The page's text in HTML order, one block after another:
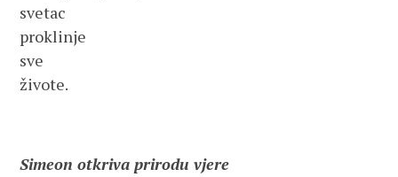
svetac
proklinje
sve
živote.
Simeon otkriva prirodu vjere